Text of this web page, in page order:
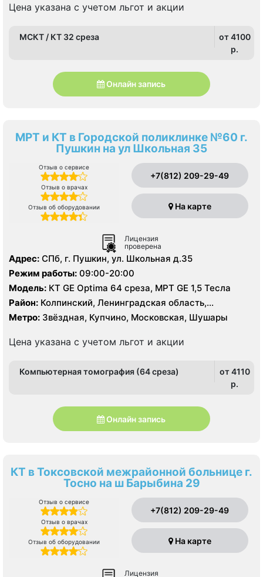
Цена указана с учетом льгот и акции
МСКТ / КТ 32 среза
от 4100
p.
Онлайн запись
МРТ и КТ в Городской поликлинке №60 г.
Пушкин на ул Школьная 35
Отзыв о сервисе
Отзыв о врачах
Отзыв об оборудовании
+7(812) 209-29-49
На карте
Лицензия
проверена
Адрес: СПб, г. Пушкин, ул. Школьная д.35
Режим работы: 09:00-20:00
Модель: КТ GE Optima 64 среза, МРТ GE 1,5 Тесла
Район: Колпинский, Ленинградская область,
Пушкинский
Метро: Звёздная, Купчино, Московская, Шушары
Цена указана с учетом льгот и акции
Компьютерная томография (64 среза)
от 4110
p.
Онлайн запись
КТ в Токсовской межрайонной больнице г.
Тосно на ш Барыбина 29
Отзыв о сервисе
Отзыв о врачах
Отзыв об оборудовании
+7(812) 209-29-49
На карте
Лицензия